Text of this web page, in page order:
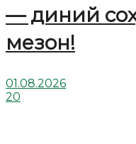
— диний
мезон!
01.08.2026
20